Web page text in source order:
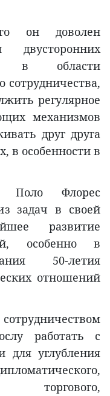
он доволен
двусторонних
в области
сотрудничества,
регулярное
механизмов
друг друга
в особенности в
Поло Флорес
задач в своей
развитие
особенно в
50-летия
отношений
работать с
для углубления